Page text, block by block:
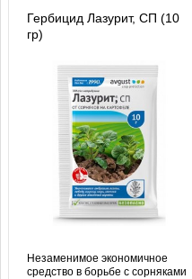
Гербицид Лазурит, СП (10
гр)
Незаменимое экономичное
средство в борьбе с сорняками